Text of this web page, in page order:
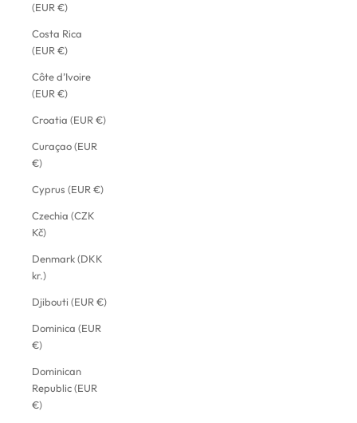
(EUR €)
Costa Rica
(EUR €)
Côte d’Ivoire
(EUR €)
Croatia (EUR €)
Curaçao (EUR
€)
Cyprus (EUR €)
Czechia (CZK
Kč)
Denmark (DKK
kr.)
Djibouti (EUR €)
Dominica (EUR
€)
Dominican
Republic (EUR
€)